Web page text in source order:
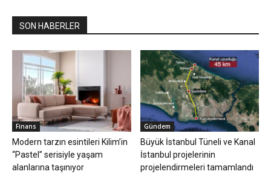
SON HABERLER
Finans
Modern tarzın esintileri Kilim’in
“Pastel” serisiyle yaşam
alanlarına taşınıyor
Gündem
Büyük İstanbul Tüneli ve Kanal
İstanbul projelerinin
projelendirmeleri tamamlandı